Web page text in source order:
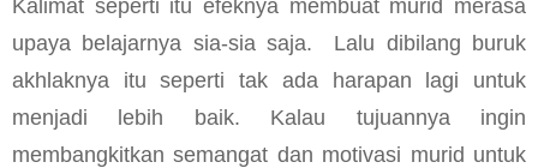
Kalimat seperti itu efeknya membuat murid merasa
upaya belajarnya sia-sia saja. Lalu dibilang buruk
akhlaknya itu seperti tak ada harapan lagi untuk
menjadi lebih baik. Kalau tujuannya ingin
membangkitkan semangat dan motivasi murid untuk